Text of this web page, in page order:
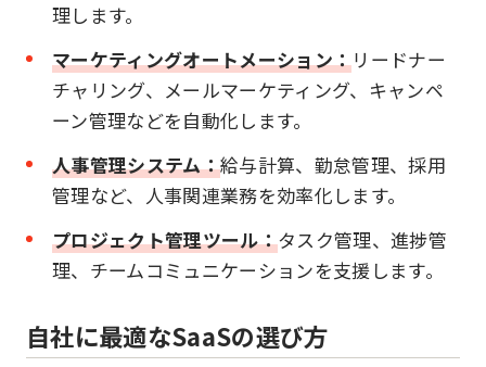
理します。
マーケティングオートメーション：リードナー
チャリング、メールマーケティング、キャンペ
ーン管理などを自動化します。
人事管理システム：給与計算、勤怠管理、採用
管理など、人事関連業務を効率化します。
プロジェクト管理ツール：タスク管理、進捗管
理、チームコミュニケーションを支援します。
自社に最適なSaaSの選び方